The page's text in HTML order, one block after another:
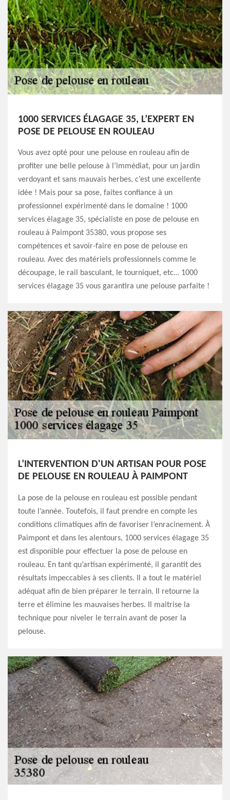
1000 SERVICES ÉLAGAGE 35, L’EXPERT EN
POSE DE PELOUSE EN ROULEAU
Vous avez opté pour une pelouse en rouleau afin de
profiter une belle pelouse à l’immédiat, pour un jardin
verdoyant et sans mauvais herbes, c’est une excellente
idée ! Mais pour sa pose, faites confiance à un
professionnel expérimenté dans le domaine ! 1000
services élagage 35, spécialiste en pose de pelouse en
rouleau à Paimpont 35380, vous propose ses
compétences et savoir-faire en pose de pelouse en
rouleau. Avec des matériels professionnels comme le
découpage, le rail basculant, le tourniquet, etc… 1000
services élagage 35 vous garantira une pelouse parfaite !
L’INTERVENTION D'UN ARTISAN POUR POSE
DE PELOUSE EN ROULEAU À PAIMPONT
La pose de la pelouse en rouleau est possible pendant
toute l’année. Toutefois, il faut prendre en compte les
conditions climatiques afin de favoriser l’enracinement. À
Paimpont et dans les alentours, 1000 services élagage 35
est disponible pour effectuer la pose de pelouse en
rouleau. En tant qu’artisan expérimenté, il garantit des
résultats impeccables à ses clients. Il a tout le matériel
adéquat afin de bien préparer le terrain. Il retourne la
terre et élimine les mauvaises herbes. Il maitrise la
technique pour niveler le terrain avant de poser la
pelouse.